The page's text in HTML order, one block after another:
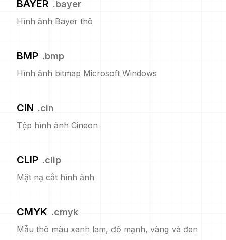
BAYER .bayer
Hình ảnh Bayer thô
BMP .bmp
Hình ảnh bitmap Microsoft Windows
CIN .cin
Tệp hình ảnh Cineon
CLIP .clip
Mặt nạ cắt hình ảnh
CMYK .cmyk
Mẫu thô màu xanh lam, đỏ mạnh, vàng và đen